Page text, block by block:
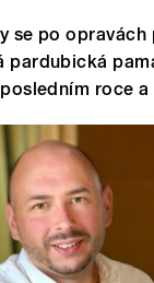
se po opravách
pardubická
roce a